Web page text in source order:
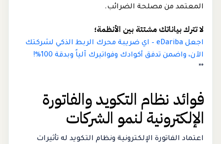
المعتمد من مصلحة الضرائب.
لا تترك بياناتك مشتتة بين الأنظمة؛
اجعل eDariba – اي ضريبة محرك الربط الذكي لشركتك
الآن، واضمن تدفق أكوادك وفواتيرك آلياً وبدقة 100%!
**
فوائد نظام التكويد والفاتورة
الإلكترونية لنمو الشركات
اعتماد الفاتورة الإلكترونية ونظام التكويد له تأثيرات